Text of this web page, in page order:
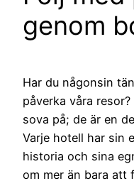
genom
Har du någonsin
påverka våra
sova på; de är en
Varje hotell har sin
historia och sina
om mer än bara att